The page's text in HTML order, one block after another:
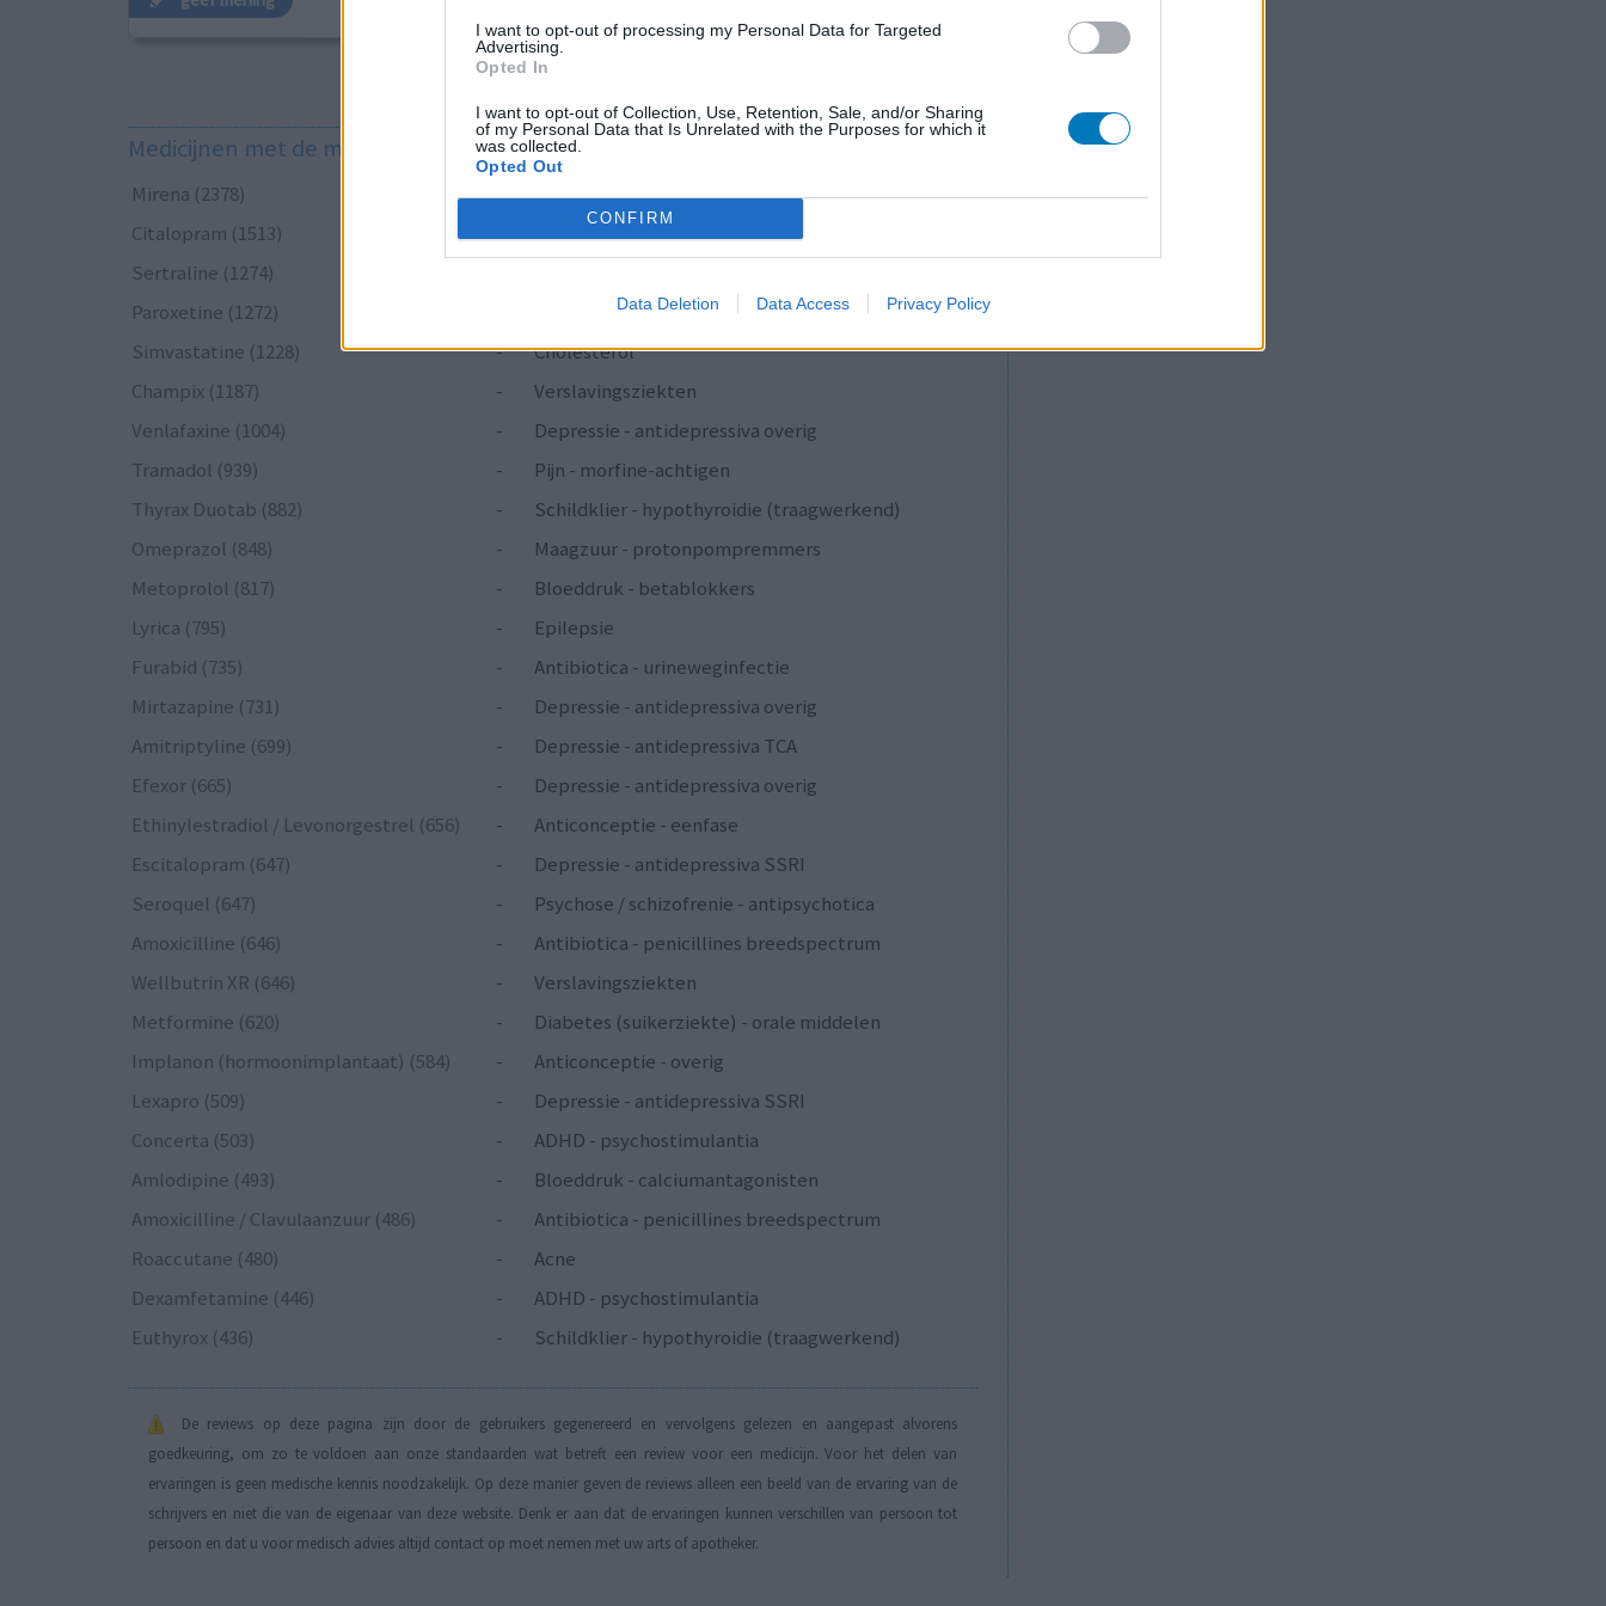
I want to opt-out of processing my Personal Data for Targeted
Advertising.
Opted In
I want to opt-out of Collection, Use, Retention, Sale, and/or Sharing
of my Personal Data that Is Unrelated with the Purposes for which it
was collected.
Opted Out
CONFIRM
Data Deletion Data Access Privacy Policy
Medicijnen met de meeste ervaringen
Mirena (2378) -
Anticonceptie - overig
Citalopram (1513)
-
Depressie - antidepressiva SSRI
Sertraline (1274)
Paroxetine (1272)
Depressie - antidepressiva SSRI
Simvastatine (1228)
-
Cholesterol
Champix (1187)
-
Verslavingsziekten
Venlafaxine (1004)
-
Depressie - antidepressiva overig
Tramadol (939)
-
Pijn - morfine-achtigen
Thyrax Duotab (882)
-
Schildklier - hypothyroidie (traagwerkend)
Omeprazol (848)
-
Maagzuur - protonpompremmers
Metoprolol (817)
-
Bloeddruk - betablokkers
Lyrica (795)
-
Epilepsie
Furabid (735)
-
Antibiotica - urineweginfectie
Mirtazapine (731)
-
Depressie - antidepressiva overig
Amitriptyline (699)
-
Depressie - antidepressiva TCA
Efexor (665)
-
Depressie - antidepressiva overig
Ethinylestradiol / Levonorgestrel (656)
-
Anticonceptie - eenfase
Escitalopram (647)
-
Depressie - antidepressiva SSRI
Seroquel (647)
-
Psychose / schizofrenie - antipsychotica
Amoxicilline (646)
-
Antibiotica - penicillines breedspectrum
Wellbutrin XR (646)
-
Verslavingsziekten
Metformine (620)
-
Diabetes (suikerziekte) - orale middelen
Implanon (hormoonimplantaat) (584)
-
Anticonceptie - overig
Lexapro (509)
-
Depressie - antidepressiva SSRI
Concerta (503)
-
ADHD - psychostimulantia
Amlodipine (493)
-
Bloeddruk - calciumantagonisten
Amoxicilline / Clavulaanzuur (486)
-
Antibiotica - penicillines breedspectrum
Roaccutane (480)
-
Acne
Dexamfetamine (446)
-
ADHD - psychostimulantia
Euthyrox (436)
- Schildklier - hypothyroidie (traagwerkend)
De reviews op deze pagina zijn door de gebruikers gegenereerd en vervolgens gelezen en aangepast alvorens
goedkeuring, om zo te voldoen aan onze standaarden wat betreft een review voor een medicijn. Voor het delen van
ervaringen is geen medische kennis noodzakelijk. Op deze manier geven de reviews alleen een beeld van de ervaring van de
schrijvers en niet die van de eigenaar van deze website. Denk er aan dat de ervaringen kunnen verschillen van persoon tot
persoon en dat u voor medisch advies altijd contact op moet nemen met uw arts of apotheker.